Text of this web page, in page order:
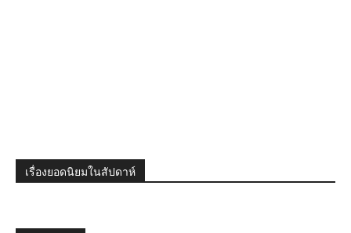
เรื่องยอดนิยมในสัปดาห์